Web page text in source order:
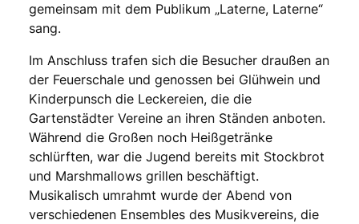
gemeinsam mit dem Publikum „Laterne, Laterne“
sang.
Im Anschluss trafen sich die Besucher draußen an
der Feuerschale und genossen bei Glühwein und
Kinderpunsch die Leckereien, die die
Gartenstädter Vereine an ihren Ständen anboten.
Während die Großen noch Heißgetränke
schlürften, war die Jugend bereits mit Stockbrot
und Marshmallows grillen beschäftigt.
Musikalisch umrahmt wurde der Abend von
verschiedenen Ensembles des Musikvereins, die